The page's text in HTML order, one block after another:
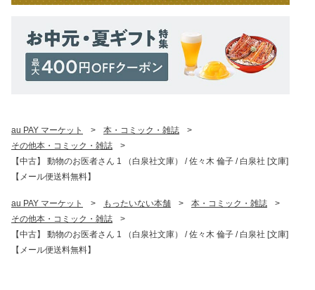
au PAY マーケット > 本・コミック・雑誌
>
その他本・コミック・雑誌
>
【中古】 動物のお医者さん 1 （白泉社文庫） / 佐々木 倫子 / 白泉社 [文庫]
【メール便送料無料】
au PAY マーケット > もったいない本舗 > 本・コミック・雑誌
>
その他本・コミック・雑誌
>
【中古】 動物のお医者さん 1 （白泉社文庫） / 佐々木 倫子 / 白泉社 [文庫]
【メール便送料無料】